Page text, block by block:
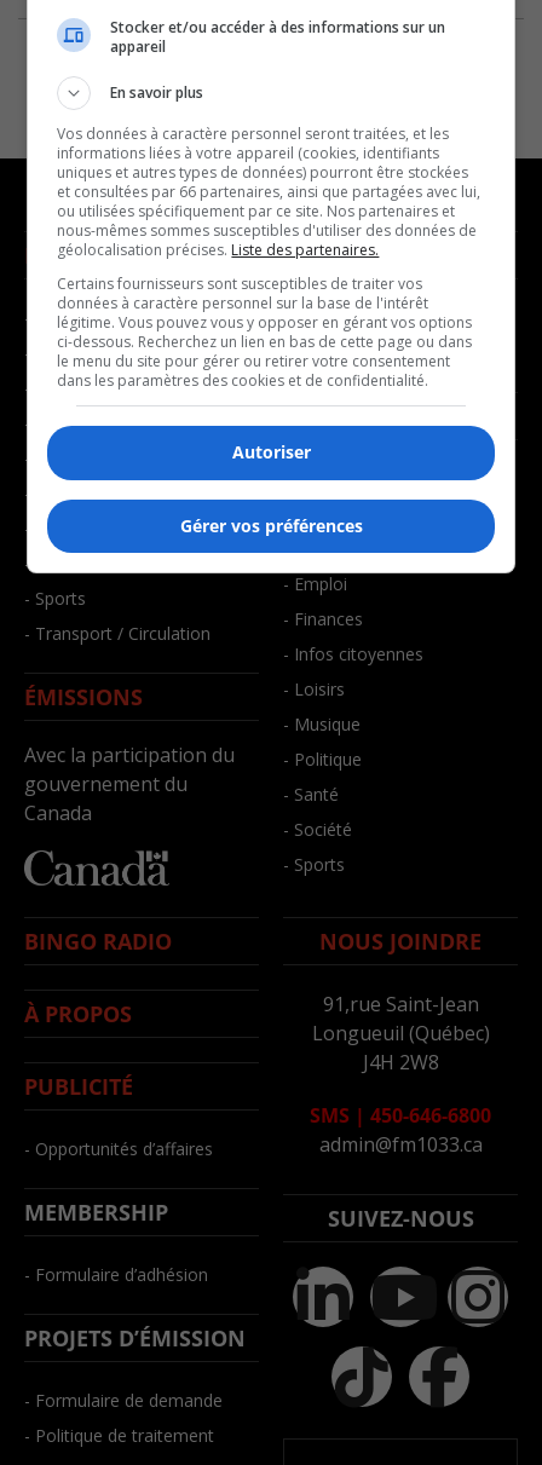
NOUVELLES
- Affaires municipales
- Communauté / Social
- Culture
- Économie
- Éducation
- Environnement
- Faits divers
- Santé et bien-être
- Sports
- Transport / Circulation
ÉMISSIONS
Avec la participation du
gouvernement du
Canada
MUSIQUE
- Décompte franco
- Joué récemment
BALADOS
- Affaires
- Art de vivre
- Bien-être
- Emploi
- Finances
- Infos citoyennes
- Loisirs
- Musique
- Politique
- Santé
- Société
- Sports
BINGO RADIO
À PROPOS
PUBLICITÉ
- Opportunités d’affaires
MEMBERSHIP
- Formulaire d’adhésion
PROJETS D’ÉMISSION
- Formulaire de demande
- Politique de traitement
NOUS JOINDRE
91,rue Saint-Jean
Longueuil (Québec)
J4H 2W8
SMS | 450-646-6800
admin@fm1033.ca
SUIVEZ-NOUS
Stocker et/ou accéder à des informations sur un
appareil
En savoir plus
Vos données à caractère personnel seront traitées, et les
informations liées à votre appareil (cookies, identifiants
uniques et autres types de données) pourront être stockées
et consultées par 66 partenaires, ainsi que partagées avec lui,
ou utilisées spécifiquement par ce site. Nos partenaires et
nous-mêmes sommes susceptibles d'utiliser des données de
géolocalisation précises. Liste des partenaires.
Certains fournisseurs sont susceptibles de traiter vos
données à caractère personnel sur la base de l'intérêt
légitime. Vous pouvez vous y opposer en gérant vos options
ci-dessous. Recherchez un lien en bas de cette page ou dans
le menu du site pour gérer ou retirer votre consentement
dans les paramètres des cookies et de confidentialité.
Autoriser
Gérer vos préférences